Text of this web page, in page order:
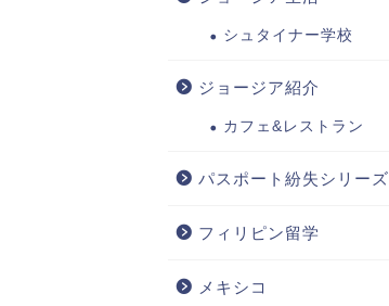
シュタイナー学校
ジョージア紹介
カフェ&レストラン
パスポート紛失シリーズ
フィリピン留学
メキシコ